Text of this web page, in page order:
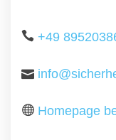
+49
Homepage